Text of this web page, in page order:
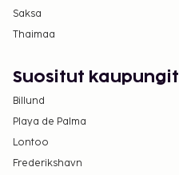
Saksa
Thaimaa
Suositut kaupungit
Billund
Playa de Palma
Lontoo
Frederikshavn